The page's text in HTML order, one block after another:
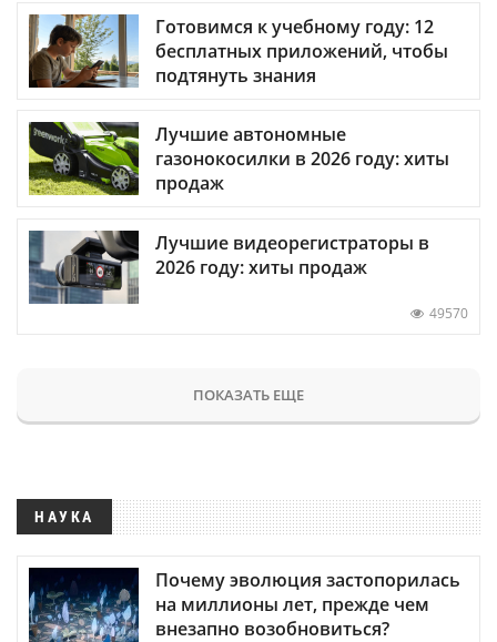
Готовимся к учебному году: 12
бесплатных приложений, чтобы
подтянуть знания
Лучшие автономные
газонокосилки в 2026 году: хиты
продаж
Лучшие видеорегистраторы в
2026 году: хиты продаж
49570
ПОКАЗАТЬ ЕЩЕ
НАУКА
Почему эволюция застопорилась
на миллионы лет, прежде чем
внезапно возобновиться?